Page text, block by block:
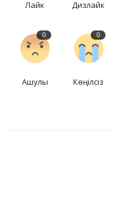
Лайк Дизлайк
0
Ашулы
0
Көңілсіз